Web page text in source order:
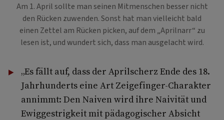
Am 1. April sollte man seinen Mitmenschen besser nicht
den Rücken zuwenden. Sonst hat man vielleicht bald
einen Zettel am Rücken picken, auf dem „Aprilnarr“ zu
lesen ist, und wundert sich, dass man ausgelacht wird.
„Es fällt auf, dass der Aprilscherz Ende des 18.
Jahrhunderts eine Art Zeigefinger-Charakter
annimmt: Den Naiven wird ihre Naivität und
Ewiggestrigkeit mit pädagogischer Absicht